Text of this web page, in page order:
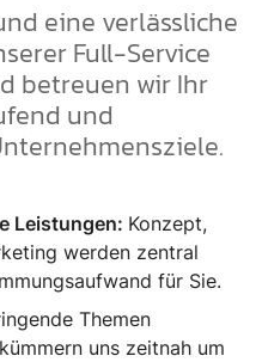
eine verlässliche
Full-Service
betreuen wir Ihr
und
Leistungen: Konzept,
werden zentral
für Sie.
Themen
uns zeitnah um